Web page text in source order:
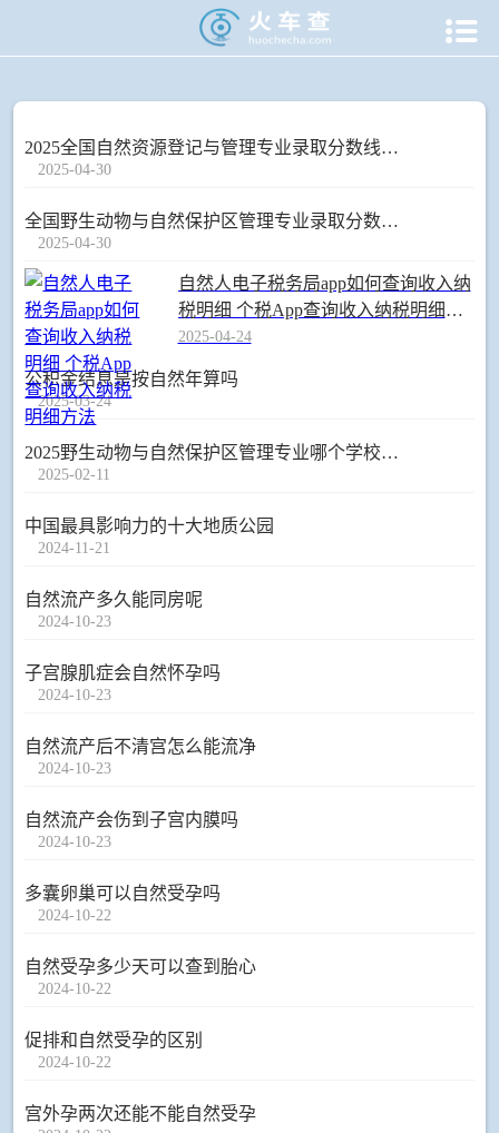

2025全国自然资源登记与管理专业录取分数线 附最好的大学排名
2025-04-30
全国野生动物与自然保护区管理专业录取分数线排名 附最低分的大学(2025年参考)
2025-04-30
自然人电子税务局app如何查询收入纳
税明细 个税App查询收入纳税明细方
法
2025-04-24
公积金结息是按自然年算吗
2025-03-24
2025野生动物与自然保护区管理专业哪个学校最好 全国排名前10强
2025-02-11
中国最具影响力的十大地质公园
2024-11-21
自然流产多久能同房呢
2024-10-23
子宫腺肌症会自然怀孕吗
2024-10-23
自然流产后不清宫怎么能流净
2024-10-23
自然流产会伤到子宫内膜吗
2024-10-23
多囊卵巢可以自然受孕吗
2024-10-22
自然受孕多少天可以查到胎心
2024-10-22
促排和自然受孕的区别
2024-10-22
宫外孕两次还能不能自然受孕